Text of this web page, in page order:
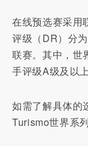
在线预选赛采用
评级（DR）分
联赛。其中，世
手评级A级及以
如需了解具体的
Turismo世界系